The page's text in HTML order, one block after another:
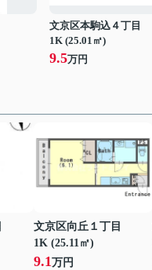
文京区本駒込４丁目
1K (25.01㎡)
9.5万円
文京区向丘１丁目
1K (25.11㎡)
9.1万円